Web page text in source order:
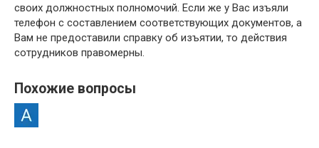
своих должностных полномочий. Если же у Вас изъяли
телефон с составлением соответствующих документов, а
Вам не предоставили справку об изъятии, то действия
сотрудников правомерны.
Похожие вопросы